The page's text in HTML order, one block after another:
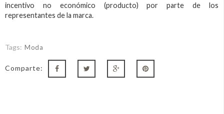
incentivo no económico (producto) por parte de los
representantes de la marca.
Tags: Moda
Comparte: